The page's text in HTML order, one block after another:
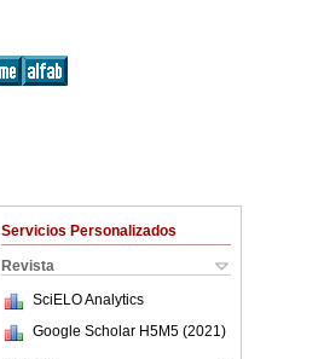
Servicios Personalizados
Revista
SciELO Analytics
Google Scholar H5M5 (2021 )